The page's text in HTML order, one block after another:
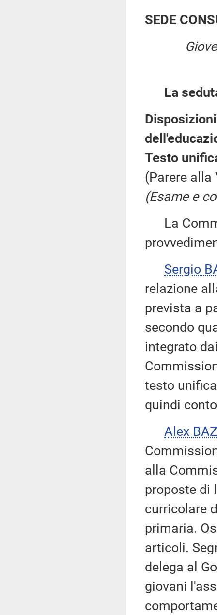
SEDE
La
Testo
(Parere alla
(Esame e
La
Sergio
relazione
prevista a
secondo
integrato
testo
quindi
Alex
alla
proposte di
curricolare
primaria.
articoli.
delega al
giovani